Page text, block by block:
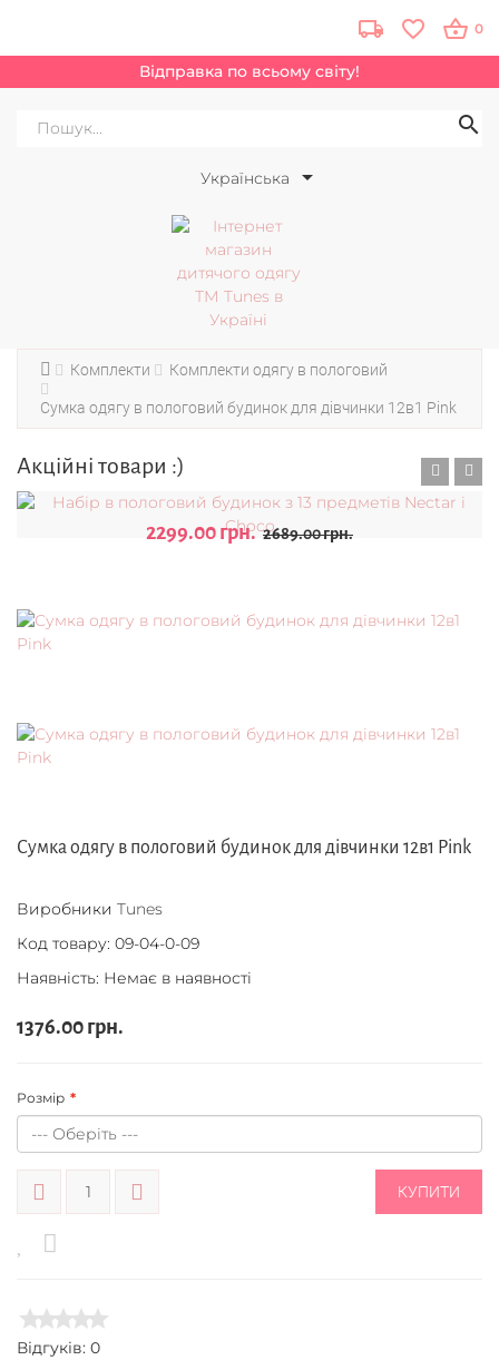
Відправка по всьому світу!
Українська
0
Комплекти Комплекти одягу в пологовий
Сумка одягу в пологовий будинок для дівчинки 12в1 Pink
Акційні товари :)
2299.00 грн. 2689.00 грн.
Сумка одягу в пологовий будинок для дівчинки 12в1 Pink
Виробники Tunes
Код товару: 09-04-0-09
Наявність: Немає в наявності
1376.00 грн.
Розмір
КУПИТИ
Відгуків: 0